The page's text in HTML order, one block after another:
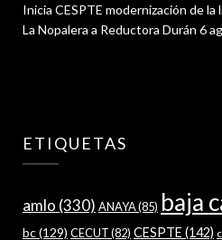
Inicia CESPTE modernización de
La Nopalera a Reductora Durán 6
ETIQUETAS
amlo (330) ANAYA(85) baja
bc(129) CECUT(82) CESPTE (142)